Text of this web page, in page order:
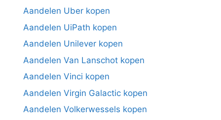
Aandelen Uber kopen
Aandelen UiPath kopen
Aandelen Unilever kopen
Aandelen Van Lanschot kopen
Aandelen Vinci kopen
Aandelen Virgin Galactic kopen
Aandelen Volkerwessels kopen